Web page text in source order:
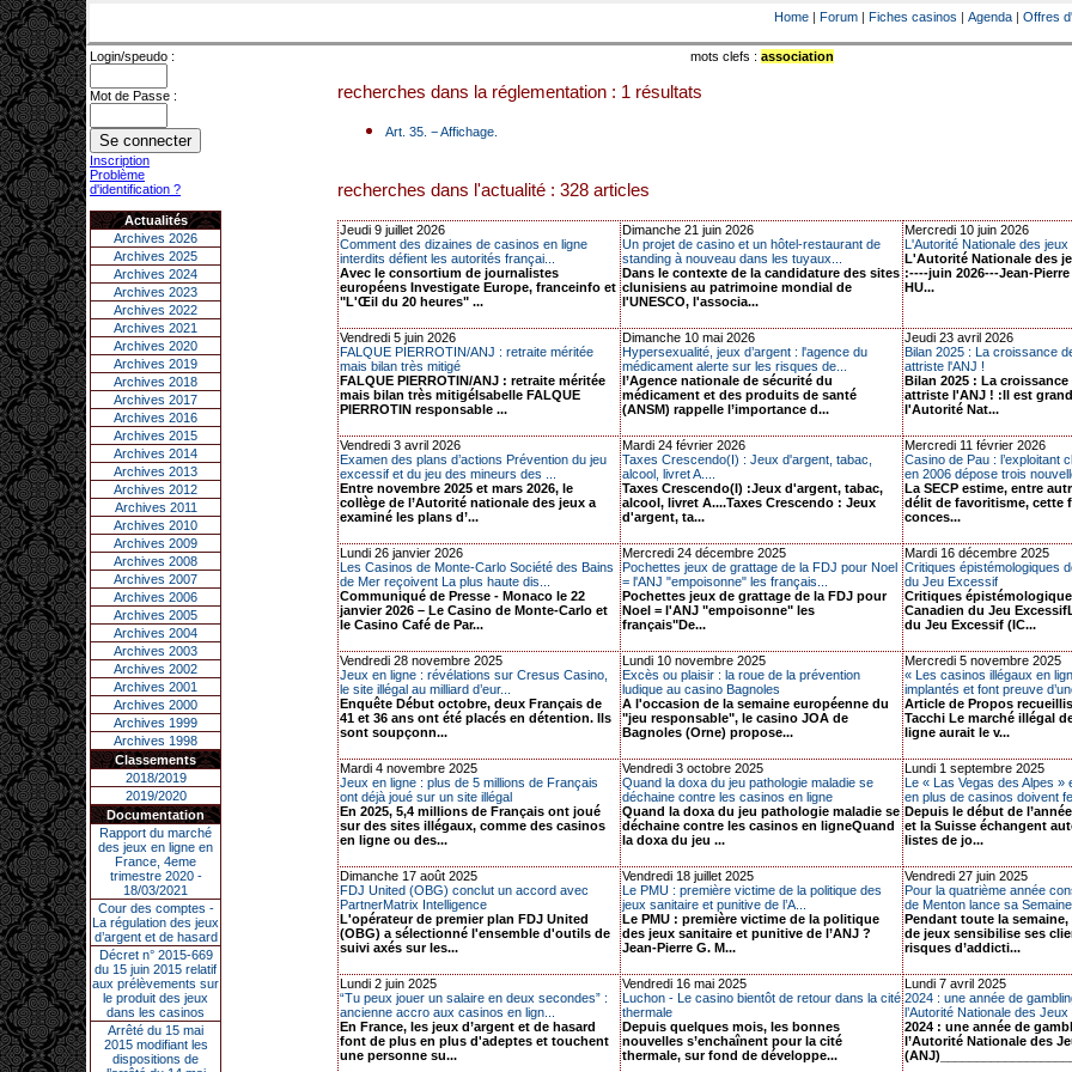
Home | Forum | Fiches casinos | Agenda | Offres
Login/speudo :
Mot de Passe :
Inscription
Problème
d'identification ?
Actualités
Archives 2026
Archives 2025
Archives 2024
Archives 2023
Archives 2022
Archives 2021
Archives 2020
Archives 2019
Archives 2018
Archives 2017
Archives 2016
Archives 2015
Archives 2014
Archives 2013
Archives 2012
Archives 2011
Archives 2010
Archives 2009
Archives 2008
Archives 2007
Archives 2006
Archives 2005
Archives 2004
Archives 2003
Archives 2002
Archives 2001
Archives 2000
Archives 1999
Archives 1998
Classements
2018/2019
2019/2020
Documentation
Rapport du marché
des jeux en ligne en
France, 4eme
trimestre 2020 -
18/03/2021
Cour des comptes -
La régulation des jeux
d’argent et de hasard
Décret n° 2015-669
du 15 juin 2015 relatif
aux prélèvements sur
le produit des jeux
dans les casinos
Arrêté du 15 mai
2015 modifiant les
dispositions de
mots clefs : association
recherches dans la réglementation : 1 résultats
Art. 35. − Affichage.
recherches dans l'actualité : 328 articles
Jeudi 9 juillet 2026
Comment des dizaines de casinos en ligne
interdits défient les autorités françai...
Avec le consortium de journalistes
européens Investigate Europe, franceinfo et
"L'Œil du 20 heures" ...
Dimanche 21 juin 2026
Un projet de casino et un hôtel-restaurant de
standing à nouveau dans les tuyaux...
Dans le contexte de la candidature des sites
clunisiens au patrimoine mondial de
l'UNESCO, l'associa...
Mercredi 10 juin 2026
L'Autorité Nationale des
L'Autorité Nationale des
:----juin 2026---Jean-
HU...
Vendredi 5 juin 2026
FALQUE PIERROTIN/ANJ : retraite méritée
mais bilan très mitigé
FALQUE PIERROTIN/ANJ : retraite méritée
mais bilan très mitigéIsabelle FALQUE
PIERROTIN responsable ...
Dimanche 10 mai 2026
Hypersexualité, jeux d’argent : l'agence du
médicament alerte sur les risques de...
l’Agence nationale de sécurité du
médicament et des produits de santé
(ANSM) rappelle l’importance d...
Jeudi 23 avril 2026
Bilan 2025 : La croissance
attriste l'ANJ !
Bilan 2025 : La
attriste l'ANJ ! :Il est
l'Autorité Nat...
Vendredi 3 avril 2026
Examen des plans d’actions Prévention du jeu
excessif et du jeu des mineurs des ...
Entre novembre 2025 et mars 2026, le
collège de l’Autorité nationale des jeux a
examiné les plans d’...
Mardi 24 février 2026
Taxes Crescendo(I) : Jeux d'argent, tabac,
alcool, livret A....
Taxes Crescendo(I) :Jeux d'argent, tabac,
alcool, livret A....Taxes Crescendo : Jeux
d'argent, ta...
Mercredi 11 février 2026
Casino de Pau : l’exploitant
en 2006 dépose trois
La SECP estime, entre
délit de favoritisme, cette
conces...
Lundi 26 janvier 2026
Les Casinos de Monte-Carlo Société des Bains
de Mer reçoivent La plus haute dis...
Communiqué de Presse - Monaco le 22
janvier 2026 – Le Casino de Monte-Carlo et
le Casino Café de Par...
Mercredi 24 décembre 2025
Pochettes jeux de grattage de la FDJ pour Noel
= l'ANJ "empoisonne" les français...
Pochettes jeux de grattage de la FDJ pour
Noel = l'ANJ "empoisonne" les
français"De...
Mardi 16 décembre 2025
Critiques épistémologiques
du Jeu Excessif
Critiques
Canadien du Jeu
du Jeu Excessif (IC...
Vendredi 28 novembre 2025
Jeux en ligne : révélations sur Cresus Casino,
le site illégal au milliard d’eur...
Enquête Début octobre, deux Français de
41 et 36 ans ont été placés en détention. Ils
sont soupçonn...
Lundi 10 novembre 2025
Excès ou plaisir : la roue de la prévention
ludique au casino Bagnoles
A l'occasion de la semaine européenne du
"jeu responsable", le casino JOA de
Bagnoles (Orne) propose...
Mercredi 5 novembre 2025
« Les casinos illégaux en
implantés et font preuve
Article de Propos
Tacchi Le marché illégal
ligne aurait le v...
Mardi 4 novembre 2025
Jeux en ligne : plus de 5 millions de Français
ont déjà joué sur un site illégal
En 2025, 5,4 millions de Français ont joué
sur des sites illégaux, comme des casinos
en ligne ou des...
Vendredi 3 octobre 2025
Quand la doxa du jeu pathologie maladie se
déchaine contre les casinos en ligne
Quand la doxa du jeu pathologie maladie se
déchaine contre les casinos en ligneQuand
la doxa du jeu ...
Lundi 1 septembre 2025
Le « Las Vegas des Alpes »
en plus de casinos doivent
Depuis le début de
et la Suisse échangent
listes de jo...
Dimanche 17 août 2025
FDJ United (OBG) conclut un accord avec
PartnerMatrix Intelligence
L'opérateur de premier plan FDJ United
(OBG) a sélectionné l'ensemble d'outils de
suivi axés sur les...
Vendredi 18 juillet 2025
Le PMU : première victime de la politique des
jeux sanitaire et punitive de l’A...
Le PMU : première victime de la politique
des jeux sanitaire et punitive de l’ANJ ?
Jean-Pierre G. M...
Vendredi 27 juin 2025
Pour la quatrième année
de Menton lance sa Semaine
Pendant toute la semaine,
de jeux sensibilise ses
risques d’addicti...
Lundi 2 juin 2025
“Tu peux jouer un salaire en deux secondes” :
ancienne accro aux casinos en lign...
En France, les jeux d’argent et de hasard
font de plus en plus d'adeptes et touchent
une personne su...
Vendredi 16 mai 2025
Luchon - Le casino bientôt de retour dans la cité
thermale
Depuis quelques mois, les bonnes
nouvelles s’enchaînent pour la cité
thermale, sur fond de développe...
Lundi 7 avril 2025
2024 : une année de
l’Autorité Nationale des
2024 : une année de
l’Autorité Nationale des